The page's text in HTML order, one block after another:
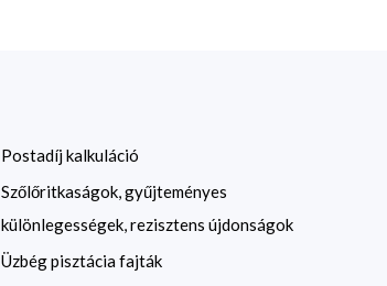
Postadíj kalkuláció
Szőlőritkaságok, gyűjteményes
különlegességek, rezisztens újdonságok
Üzbég pisztácia fajták